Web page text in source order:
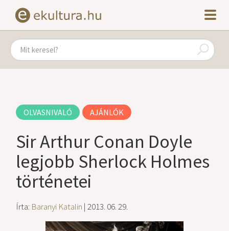
OLVASNIVALÓ AJÁNLÓK
Sir Arthur Conan Doyle
legjobb Sherlock Holmes
történetei
Írta: Baranyi Katalin | 2013. 06. 29.